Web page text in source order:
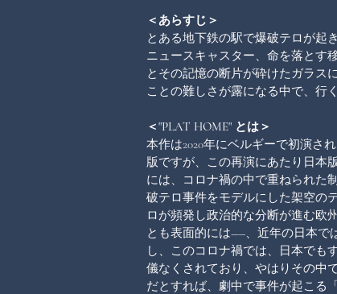
＜あらすじ＞
とある地下鉄の駅で爆破テロが起
ニュースキャスター、命を落とす
とその記憶の断片が砕けたガラス
ことの難しさが露になる中で、行
＜"PLAT HOME" とは＞
本作は2020年にベルギーで初演さ
版ですが、この再演にあたり日本
には、コロナ禍の中で重ねられた
破テロ事件をモデルにした架空の
ロが頻発し政治的な分断が進む欧
とも表面的には――、近年の日本で
し、このコロナ禍では、日本でも
儀なくされており、やはりその中
だとすれば、劇中で事件が起こる